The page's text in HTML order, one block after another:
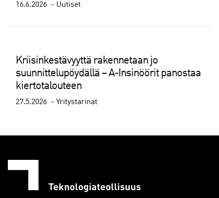
16.6.2026 Uutiset
Kriisinkestävyyttä rakennetaan jo
suunnittelupöydällä – A-Insinöörit panostaa
kiertotalouteen
27.5.2026 Yritystarinat